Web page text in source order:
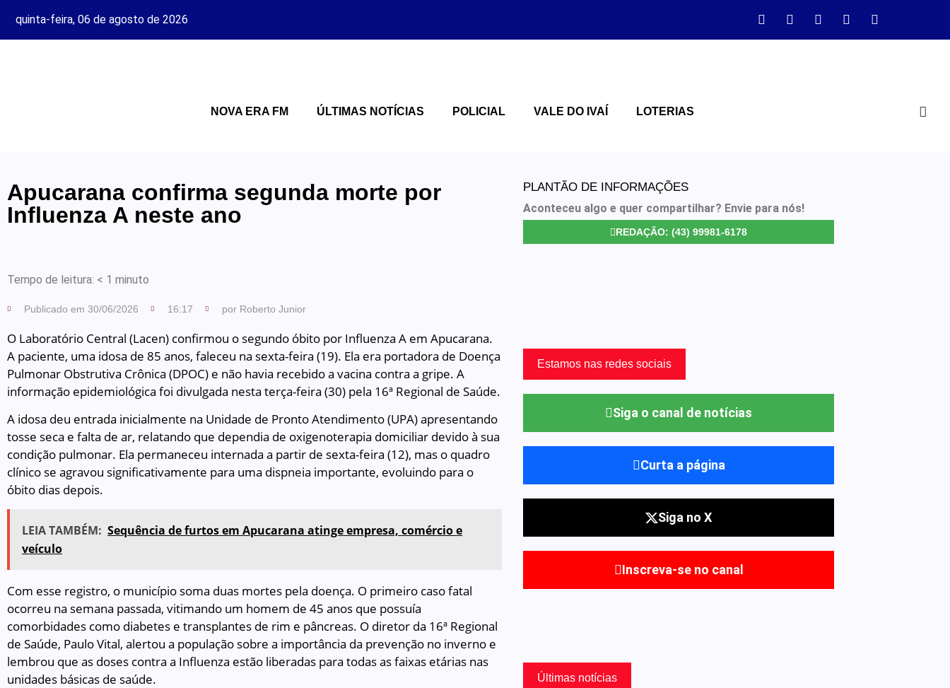
quinta-feira, 06 de agosto de 2026
NOVA ERA FM ÚLTIMAS NOTÍCIAS POLICIAL VALE DO IVAÍ LOTERIAS
Apucarana confirma segunda morte por
Influenza A neste ano
Tempo de leitura: < 1 minuto
Publicado em 30/06/2026 16:17 por Roberto Junior
O Laboratório Central (Lacen) confirmou o segundo óbito por Influenza A em Apucarana.
A paciente, uma idosa de 85 anos, faleceu na sexta-feira (19). Ela era portadora de Doença
Pulmonar Obstrutiva Crônica (DPOC) e não havia recebido a vacina contra a gripe. A
informação epidemiológica foi divulgada nesta terça-feira (30) pela 16ª Regional de Saúde.
A idosa deu entrada inicialmente na Unidade de Pronto Atendimento (UPA) apresentando
tosse seca e falta de ar, relatando que dependia de oxigenoterapia domiciliar devido à sua
condição pulmonar. Ela permaneceu internada a partir de sexta-feira (12), mas o quadro
clínico se agravou significativamente para uma dispneia importante, evoluindo para o
óbito dias depois.
LEIA TAMBÉM: Sequência de furtos em Apucarana atinge empresa, comércio e
veículo
Com esse registro, o município soma duas mortes pela doença. O primeiro caso fatal
ocorreu na semana passada, vitimando um homem de 45 anos que possuía
comorbidades como diabetes e transplantes de rim e pâncreas. O diretor da 16ª Regional
de Saúde, Paulo Vital, alertou a população sobre a importância da prevenção no inverno e
lembrou que as doses contra a Influenza estão liberadas para todas as faixas etárias nas
unidades básicas de saúde.
PLANTÃO DE INFORMAÇÕES
Aconteceu algo e quer compartilhar? Envie para nós!
REDAÇÃO: (43) 99981-6178
Estamos nas redes sociais
Siga o canal de notícias
Curta a página
Siga no X
Inscreva-se no canal
Últimas notícias